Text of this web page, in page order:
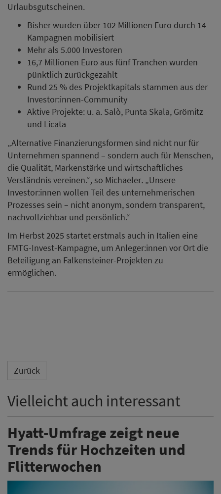
Urlaubsgutscheinen.
Bisher wurden über 102 Millionen Euro durch 14
Kampagnen mobilisiert
Mehr als 5.000 Investoren
16,7 Millionen Euro aus fünf Tranchen wurden
pünktlich zurückgezahlt
Rund 25 % des Projektkapitals stammen aus der
Investor:innen-Community
Aktive Projekte: u. a. Salò, Punta Skala, Grömitz
und Licata
„Alternative Finanzierungsformen sind nicht nur für
Unternehmen spannend – sondern auch für Menschen,
die Qualität, Markenstärke und wirtschaftliches
Verständnis vereinen.“, so Michaeler. „Unsere
Investor:innen wollen Teil des unternehmerischen
Prozesses sein – nicht anonym, sondern transparent,
nachvollziehbar und persönlich.“
Im Herbst 2025 startet erstmals auch in Italien eine
FMTG-Invest-Kampagne, um Anleger:innen vor Ort die
Beteiligung an Falkensteiner-Projekten zu
ermöglichen.
Zurück
Vielleicht auch interessant
Hyatt-Umfrage zeigt neue
Trends für Hochzeiten und
Flitterwochen